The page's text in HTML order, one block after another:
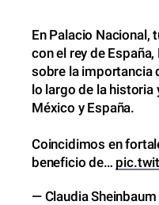
En Palacio Nacional,
con el rey de
sobre la importancia
lo largo de la historia
México y España.
Coincidimos en
beneficio de…
— Claudia